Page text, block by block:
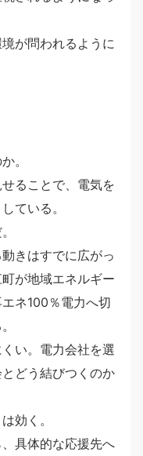
が問われるように
。
ることで、電気を
ている。
きはすでに広がっ
が地域エネルギー
ネ100％電力へ切
い。電力会社を選
どう結びつくのか
効く。
具体的な応援先へ